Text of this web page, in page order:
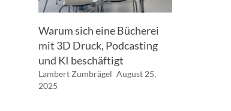
Warum sich eine Bücherei
mit 3D Druck, Podcasting
und KI beschäftigt
Lambert Zumbrägel August 25,
2025